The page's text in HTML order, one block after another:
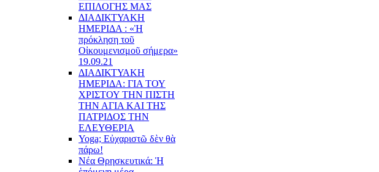
EΠΙΛΟΓΗΣ ΜΑΣ
ΔΙΑΔΙΚΤΥΑΚΗ
ΗΜΕΡΙΔΑ : «Ἡ
πρόκληση τοῦ
Οἰκουμενισμοῦ σήμερα»
19.09.21
ΔΙΑΔΙΚΤΥΑΚΗ
ΗΜΕΡΙΔΑ: ΓΙΑ ΤΟΥ
ΧΡΙΣΤΟΥ ΤΗΝ ΠΙΣΤΗ
ΤΗΝ ΑΓΙΑ ΚΑΙ ΤΗΣ
ΠΑΤΡΙΔΟΣ ΤΗΝ
ΕΛΕΥΘΕΡΙΑ
Yoga; Εὐχαριστῶ δὲν θὰ
πάρω!
Νέα Θρησκευτικά: Ἡ